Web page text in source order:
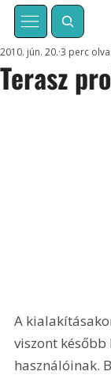
Terasz
2010. jún. 20. 3 perc
A
viszont később
használóinak.